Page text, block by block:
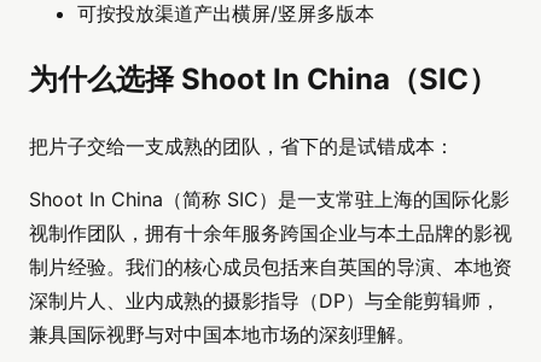
可按投放渠道产出横屏/竖屏多版本
为什么选择 Shoot In China（SIC）
把片子交给一支成熟的团队，省下的是试错成本：
Shoot In China（简称 SIC）是一支常驻上海的国际化影
视制作团队，拥有十余年服务跨国企业与本土品牌的影视
制片经验。我们的核心成员包括来自英国的导演、本地资
深制片人、业内成熟的摄影指导（DP）与全能剪辑师，
兼具国际视野与对中国本地市场的深刻理解。